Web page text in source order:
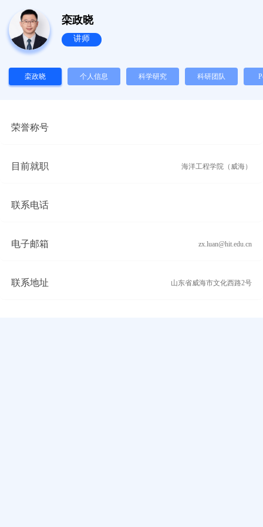
栾政晓
讲师
栾政晓 个人信息 科学研究 科研团队
荣誉称号
目前就职 海洋工程学院（威海）
联系电话
电子邮箱 zx.luan@hit.edu.cn
联系地址 山东省威海市文化西路2号